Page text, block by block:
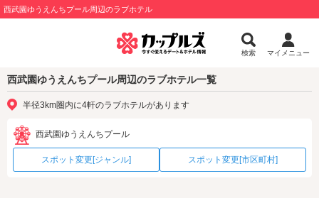
西武園ゆうえんちプール周辺のラブホテル
検索 マイメニュー
西武園ゆうえんちプール周辺のラブホテル一覧
半径3km圏内に4軒のラブホテルがあります
西武園ゆうえんちプール
スポット変更[ジャンル] スポット変更[市区町村]